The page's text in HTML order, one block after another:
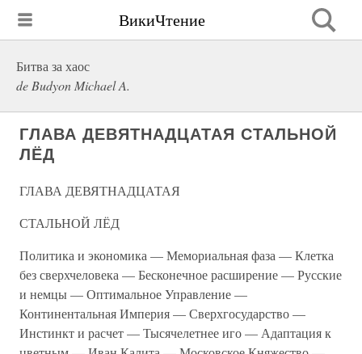
ВикиЧтение
Битва за хаос
de Budyon Michael A.
ГЛАВА ДЕВЯТНАДЦАТАЯ СТАЛЬНОЙ
ЛЁД
ГЛАВА ДЕВЯТНАДЦАТАЯ
СТАЛЬНОЙ ЛЁД
Политика и экономика — Мемориальная фаза — Клетка
без сверхчеловека — Бесконечное расширение — Русские
и немцы — Оптимальное Управление —
Континентальная Империя — Сверхгосударство —
Инстинкт и расчет — Тысячелетнее иго — Адаптация к